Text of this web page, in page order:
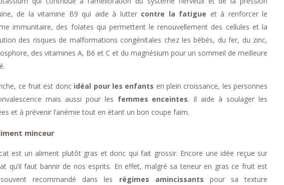
de la vitamine B9 qui aide à lutter contre la fatigue et à renforcer le
immunitaire, des folates qui permettent le renouvellement des cellules et la
des risques de malformations congénitales chez les bébés, du fer, du zinc,
des vitamines A, B6 et C et du magnésium pour un sommeil de meilleure
ce fruit est donc idéal pour les enfants en plein croissance, les personnes
mais aussi pour les femmes enceintes. Il aide à soulager les
et à prévenir l’anémie tout en étant un bon coupe faim.
minceur
est un aliment plutôt gras et donc qui fait grossir. Encore une idée reçue sur
qu’il faut bannir de nos esprits. En effet, malgré sa teneur en gras ce fruit est
recommandé dans les régimes amincissants pour sa texture